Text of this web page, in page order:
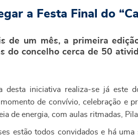
a Festa Final do
de um mês, a primeira
do concelho cerca de 50
desta iniciativa realiza-se já este
de convívio, celebração e
de energia, com aulas ritmadas,
estão todos convidados e há